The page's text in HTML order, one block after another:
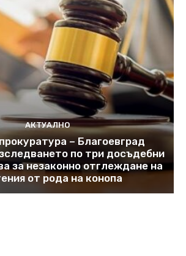
АКТУАЛНО
– Благоевград
по три досъдебни
за незаконно отглеждане на
от рода на конопа